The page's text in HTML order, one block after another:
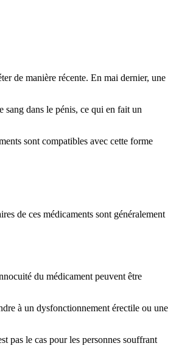
de manière récente. En mai dernier, une
dans le pénis, ce qui en fait un
sont compatibles avec cette forme
de ces médicaments sont généralement
du médicament peuvent être
à un dysfonctionnement érectile ou une
pas le cas pour les personnes souffrant